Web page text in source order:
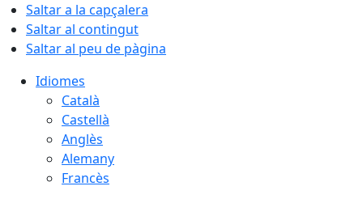
Saltar a la capçalera
Saltar al contingut
Saltar al peu de pàgina
Idiomes
Català
Castellà
Anglès
Alemany
Francès